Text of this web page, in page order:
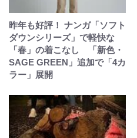
昨年も好評！ ナンガ「ソフト
ダウンシリーズ」で軽快な
「春」の着こなし 「新色・
SAGE GREEN」追加で「4カ
ラー」展開